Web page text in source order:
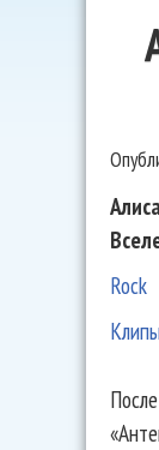
Rock